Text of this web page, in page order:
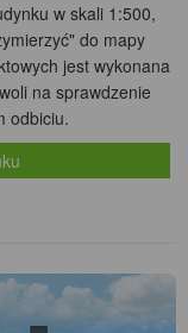
w skali 1:500,
do mapy
jest wykonana
na sprawdzenie
odbiciu.